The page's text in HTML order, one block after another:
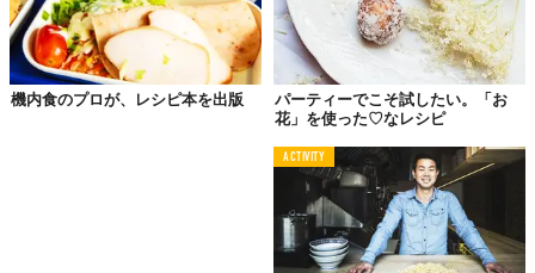
スとして成立しますよ。
機内食のプロが、レシピ本を出版
パーティーでこそ試したい。「お
花」を使った♡なレシピ
ACTIVITY